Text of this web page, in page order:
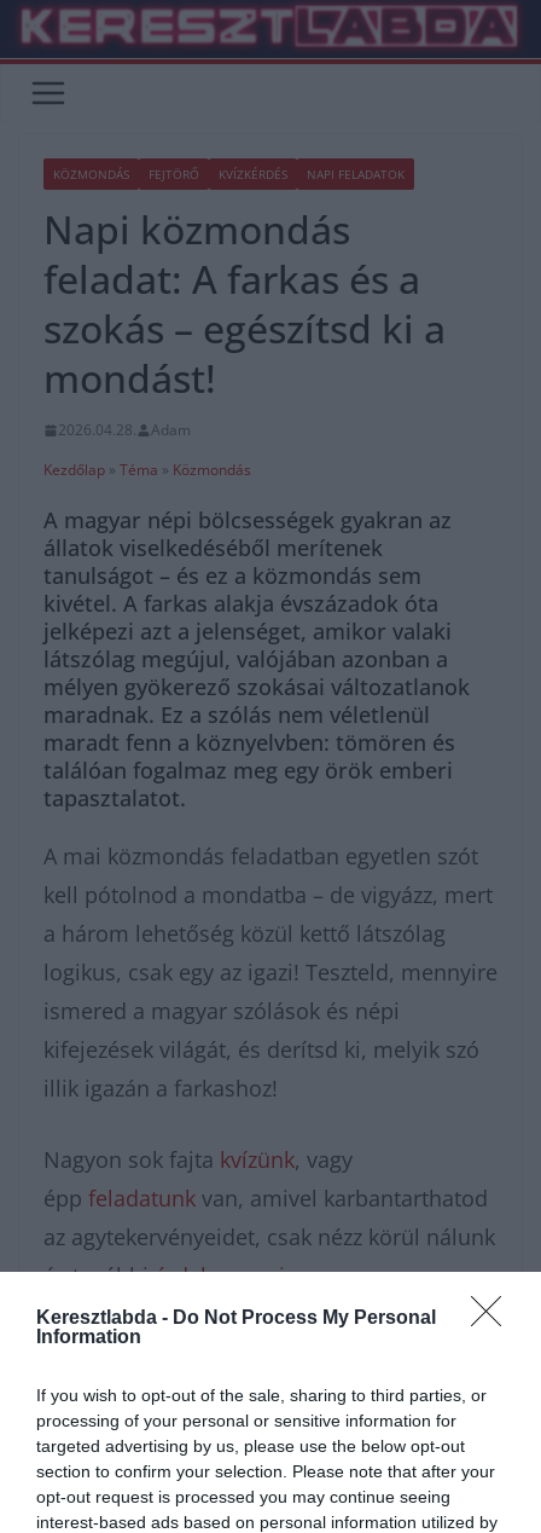
Keresztlabda - Do Not Process My Personal
Information
If you wish to opt-out of the sale, sharing to third parties, or
processing of your personal or sensitive information for
targeted advertising by us, please use the below opt-out
section to confirm your selection. Please note that after your
opt-out request is processed you may continue seeing
interest-based ads based on personal information utilized by
Skip
content
KÖZMONDÁS FEJTÖRŐ KVÍZKÉRDÉS NAPI FELADATOK
Napi közmondás
feladat: A farkas és a
szokás – egészítsd ki a
mondást!
2026.04.28.
Adam
Kezdőlap » Téma » Közmondás
A magyar népi bölcsességek gyakran az
állatok viselkedéséből merítenek
tanulságot – és ez a közmondás sem
kivétel. A farkas alakja évszázadok óta
jelképezi azt a jelenséget, amikor valaki
látszólag megújul, valójában azonban a
mélyen gyökerező szokásai változatlanok
maradnak. Ez a szólás nem véletlenül
maradt fenn a köznyelvben: tömören és
találóan fogalmaz meg egy örök emberi
tapasztalatot.
A mai közmondás feladatban egyetlen szót
kell pótolnod a mondatba – de vigyázz, mert
a három lehetőség közül kettő látszólag
logikus, csak egy az igazi! Teszteld, mennyire
ismered a magyar szólások és népi
kifejezések világát, és derítsd ki, melyik szó
illik igazán a farkashoz!
Nagyon sok fajta kvízünk, vagy
épp feladatunk van, amivel karbantarthatod
az agytekervényeidet, csak nézz körül nálunk
és továbbiérdekes napi
feladatokat találhatsz!